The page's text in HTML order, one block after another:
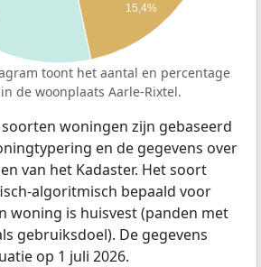
15,4%
toont het aantal en percentage
de woonplaats Aarle-Rixtel.
woningen zijn gebaseerd
en de gegevens over
van het Kadaster. Het soort
algoritmisch bepaald voor
woning is huisvest (panden met
gebruiksdoel). De gegevens
op 1 juli 2026.